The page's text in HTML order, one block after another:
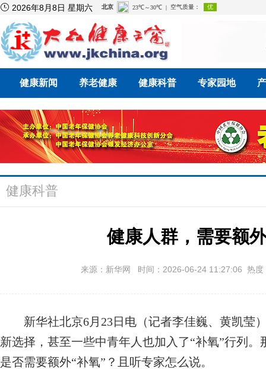
 2026年8月8日 星期六
健康新闻 养老健康 健康科普 专家园地
健康科普
健康人群，需要额
来源：新华网 时间：2026-06-24 11:27:06 热
新华社北京6月23日电（记者李佳巍、黄凯莹
新选择，甚至一些中青年人也加入了“补氧”行列
是否需要额外“补氧”？且听专家怎么说。